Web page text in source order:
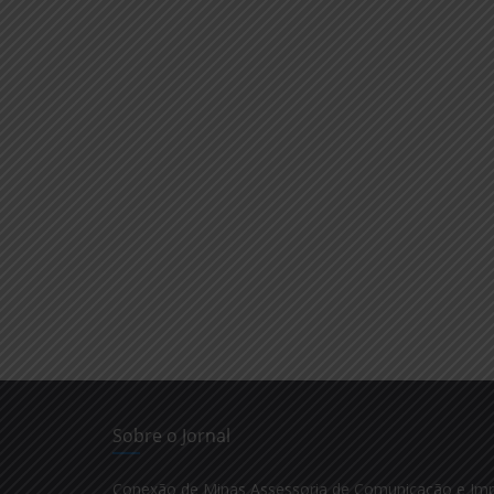
Sobre o Jornal
Conexão de Minas Assessoria de Comunicação e